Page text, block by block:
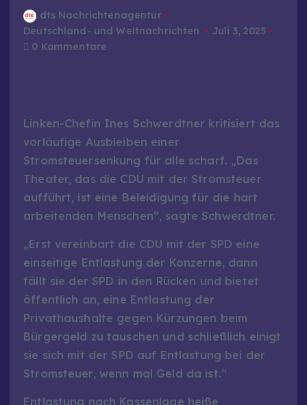
dts Nachrichtenagentur
Deutschland- und Weltnachrichten
Juli 3, 2025
0 Kommentare
Linken-Chefin Ines Schwerdtner kritisiert das
vorläufige Ausbleiben einer
Stromsteuersenkung für alle scharf. „Das
Theater, das die CDU mit der Stromsteuer
aufführt, ist eine Beleidigung für die hart
arbeitenden Menschen“, sagte Schwerdtner.
„Erst vereinbart die CDU mit der SPD eine
einseitige Entlastung der Konzerne, dann
fällt sie der SPD in den Rücken und bietet
öffentlich an, eine Entlastung der
Privathaushalte gegen Kürzungen beim
Bürgergeld zu tauschen und schließlich einigt
sie sich mit der SPD auf Entlastung bei der
Stromsteuer, wenn mal Geld da ist.“
Entlastung nach Kassenlage heiße